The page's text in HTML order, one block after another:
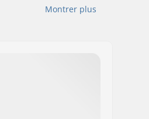
Montrer plus